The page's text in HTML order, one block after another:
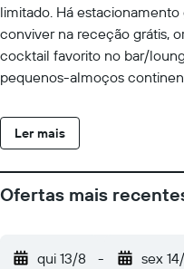
limitado. Há
conviver na receção grátis,
cocktail favorito no bar/
pequenos-almoços
quartos com um televisor de
contacto através da ligação
incluem ainda chaleiras
Ler mais
Ofertas mais
qui 13/8 - sex